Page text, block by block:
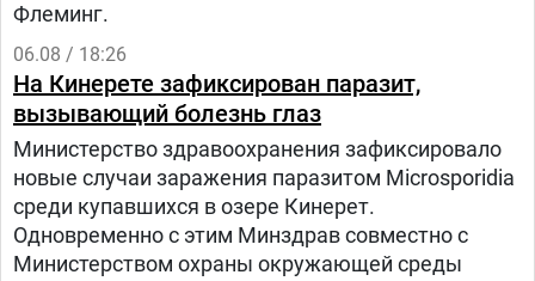
Флеминг.
06.08 / 18:26
На Кинерете зафиксирован паразит,
вызывающий болезнь глаз
Министерство здравоохранения зафиксировало
новые случаи заражения паразитом Microsporidia
среди купавшихся в озере Кинерет.
Одновременно с этим Минздрав совместно с
Министерством охраны окружающей среды